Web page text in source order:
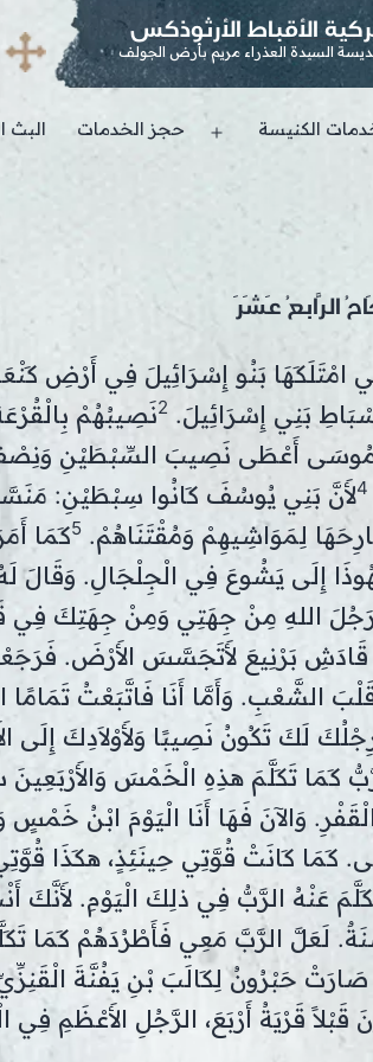
الأقباط الأرثوذكس
السيدة العذراء مريم بأرض الجولف
الكنيسة
Open
حجز الخدمات البث
الرَّابعُ عَشَرَ
امْتَلَكَهَا بَنُو إِسْرَائِيلَ فِي أَرْضِ
بَنِي إِسْرَائِيلَ. 2نَصِيبُهُمْ
مُوسَى أَعْطَى نَصِيبَ السِّبْطَيْنِ وَنِصْفِ
4لأَنَّ بَنِي يُوسُفَ كَانُوا سِبْطَيْنِ: مَنَسَّى
لِمَوَاشِيهِمْ وَمُقْتَنَاهُمْ.5كَمَا
إِلَى يَشُوعَ فِي الْجِلْجَالِ. وَقَالَ
اللهِ مِنْ جِهَتِي وَمِنْ جِهَتِكَ فِي
بَرْنِيعَ لأَتَجَسَّسَ الأَرْضَ.
الشَّعْبِ. وَأَمَّا أَنَا فَاتَّبَعْتُ
لَكَ تَكُونُ نَصِيبًا وَلأَوْلاَدِكَ إِلَى
كَمَا تَكَلَّمَ هذِهِ الْخَمْسَ
وَالآنَ فَهَا أَنَا الْيَوْمَ ابْنُ
كَمَا كَانَتْ قُوَّتِي حِينَئِذٍ، هكَذَا
عَنْهُ الرَّبُّ فِي ذلِكَ الْيَوْمِ.
لَعَلَّ الرَّبَّ مَعِي فَأَطْرُدَهُمْ كَمَا
حَبْرُونُ لِكَالَبَ بْنِ يَفُنَّةَ الْقَنِزِّيِّ
قَبْلاً قَرْيَةُ أَرْبَعَ، الرَّجُلِ الأَعْظَمِ